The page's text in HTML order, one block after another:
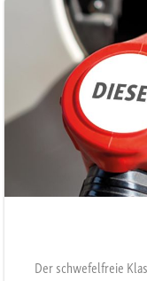
Der schwefelfreie